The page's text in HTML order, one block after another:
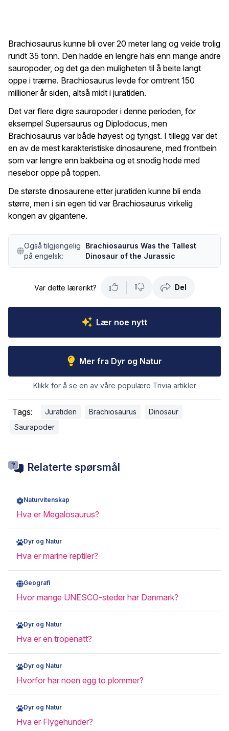
Brachiosaurus kunne bli over 20 meter lang og veide trolig
rundt 35 tonn. Den hadde en lengre hals enn mange andre
sauropoder, og det ga den muligheten til å beite langt
oppe i trærne. Brachiosaurus levde for omtrent 150
millioner år siden, altså midt i juratiden.
Det var flere digre sauropoder i denne perioden, for
eksempel Supersaurus og Diplodocus, men
Brachiosaurus var både høyest og tyngst. I tillegg var det
en av de mest karakteristiske dinosaurene, med frontbein
som var lengre enn bakbeina og et snodig hode med
nesebor oppe på toppen.
De største dinosaurene etter juratiden kunne bli enda
større, men i sin egen tid var Brachiosaurus virkelig
kongen av gigantene.
Også tilgjengelig
på engelsk:
Brachiosaurus Was the Tallest
Dinosaur of the Jurassic
Var dette lærerikt? Del
Lær noe nytt
Mer fra Dyr og Natur
Klikk for å se en av våre populære Trivia artikler
Tags: Juratiden Brachiosaurus
Dinosaur
Saurapoder
Relaterte spørsmål
Naturvitenskap
Hva er Megalosaurus?
Dyr og Natur
Hva er marine reptiler?
Geografi
Hvor mange UNESCO-steder har Danmark?
Dyr og Natur
Hva er en tropenatt?
Dyr og Natur
Hvorfor har noen egg to plommer?
Dyr og Natur
Hva er Flygehunder?